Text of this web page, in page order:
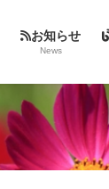
お知らせ
News